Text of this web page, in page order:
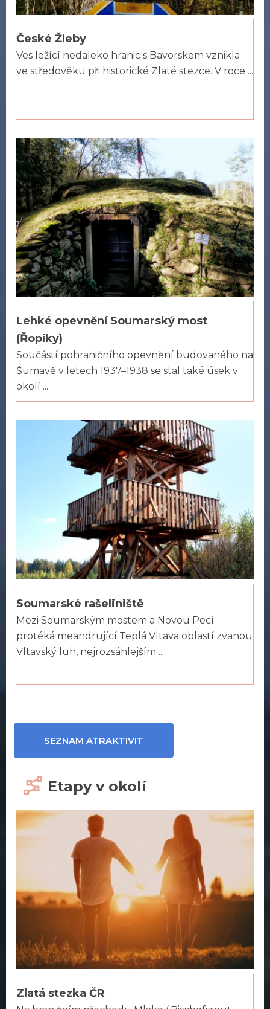
České Žleby
Ves ležící nedaleko hranic s Bavorskem vznikla
ve středověku při historické Zlaté stezce. V roce ...
Lehké opevnění Soumarský most
(Řopíky)
Součástí pohraničního opevnění budovaného na
Šumavě v letech 1937–1938 se stal také úsek v
okolí ...
Soumarské rašeliniště
Mezi Soumarským mostem a Novou Pecí
protéká meandrující Teplá Vltava oblastí zvanou
Vltavský luh, nejrozsáhlejším ...
SEZNAM ATRAKTIVIT
Etapy v okolí
Zlatá stezka ČR